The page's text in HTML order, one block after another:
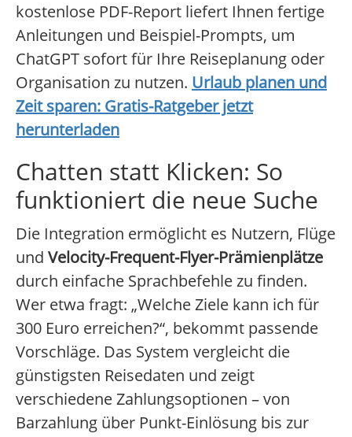
kostenlose PDF-Report liefert Ihnen fertige
Anleitungen und Beispiel-Prompts, um
ChatGPT sofort für Ihre Reiseplanung oder
Organisation zu nutzen. Urlaub planen und
Zeit sparen: Gratis-Ratgeber jetzt
herunterladen
Chatten statt Klicken: So
funktioniert die neue Suche
Die Integration ermöglicht es Nutzern, Flüge
und Velocity-Frequent-Flyer-Prämienplätze
durch einfache Sprachbefehle zu finden.
Wer etwa fragt: „Welche Ziele kann ich für
300 Euro erreichen?“, bekommt passende
Vorschläge. Das System vergleicht die
günstigsten Reisedaten und zeigt
verschiedene Zahlungsoptionen – von
Barzahlung über Punkt-Einlösung bis zur